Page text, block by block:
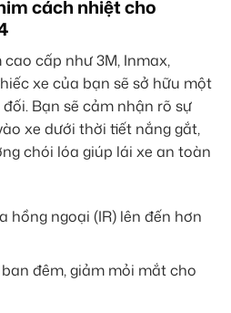
cách nhiệt cho
cấp như 3M, Inmax,
xe của bạn sẽ sở hữu một
Bạn sẽ cảm nhận rõ sự
xe dưới thời tiết nắng gắt,
chói lóa giúp lái xe an toàn
hồng ngoại (IR) lên đến hơn
đêm, giảm mỏi mắt cho